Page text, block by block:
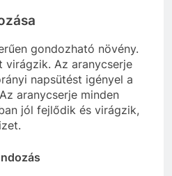
gondozható növény.
virágzik. Az aranycserje
napsütést igényel a
aranycserje minden
jól fejlődik és virágzik,